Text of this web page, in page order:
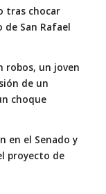
tras chocar
San Rafael
robos, un joven
de un
choque
en el Senado y
proyecto de